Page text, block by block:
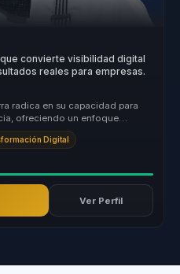
convierte visibilidad digital
reales para empresas.
radica en su capacidad para
ofreciendo un enfoque
Digital
Ver Perfil